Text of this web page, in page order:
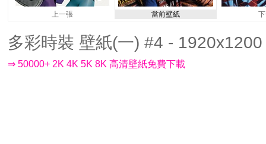
上一張 當前壁紙
多彩時裝 壁紙(一) #4 - 1920x1200
⇒ 50000+ 2K 4K 5K 8K 高清壁紙免費下載